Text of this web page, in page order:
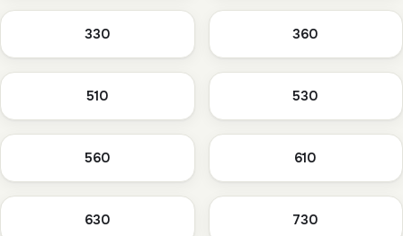
330 360
510 530
560 610
630 730